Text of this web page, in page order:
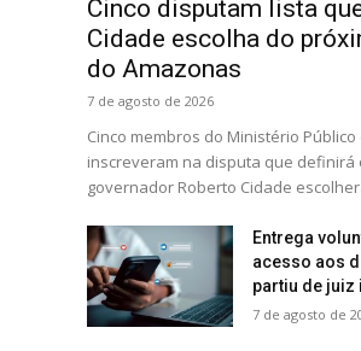
Cinco disputam lista
Cidade escolha do
do Amazonas
7 de agosto de 2026
Cinco membros do Ministério Público
inscreveram na disputa que definirá
governador Roberto Cidade
Entrega
acesso aos
partiu de juiz
7 de agosto de